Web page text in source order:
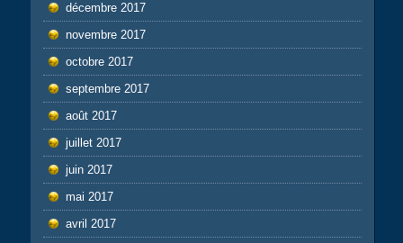
décembre 2017
novembre 2017
octobre 2017
septembre 2017
août 2017
juillet 2017
juin 2017
mai 2017
avril 2017